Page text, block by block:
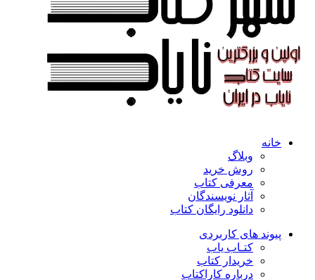
خانه
وبلاگ
روش خرید
معرفی کتاب
آثار نویسندگان
دانلود رایگان کتاب
پیوند های کاربردی
کتـاب یاب
خریدار کتاب
درباره کاراکتاب